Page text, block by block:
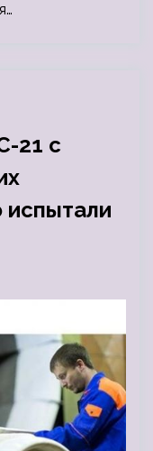
21 с
испытали